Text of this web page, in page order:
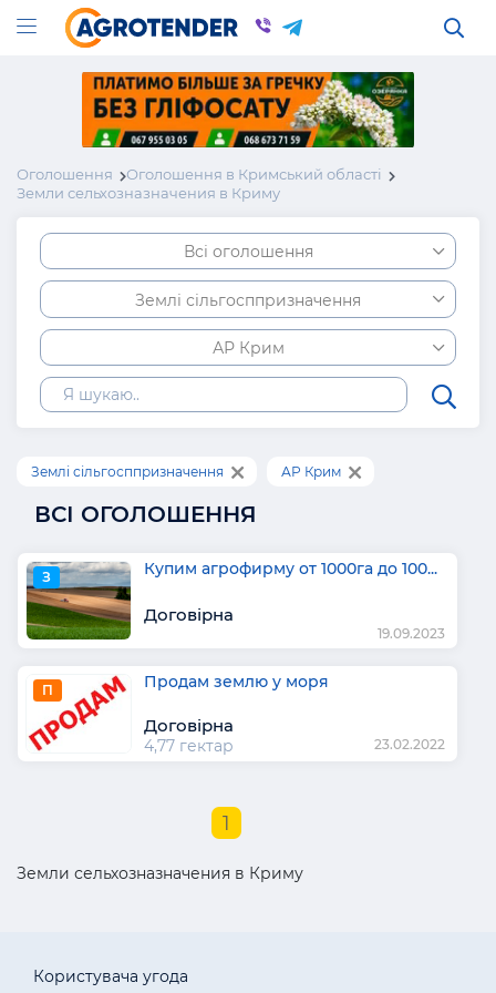
Оголошення
Оголошення в Кримський області
Земли сельхозназначения в Криму
Всі оголошення
Землі сільгосппризначення
АР Крим
Землі сільгосппризначення АР Крим
ВСІ ОГОЛОШЕННЯ
З Купим агрофирму от 1000га до 100...
Договірна
19.09.2023
П Продам землю у моря
Договірна
4,77 гектар 23.02.2022
1
Земли сельхозназначения в Криму
Користувача угода